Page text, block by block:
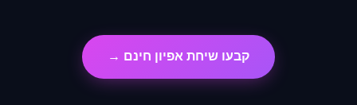
קבעו שיחת אפיון חינם →